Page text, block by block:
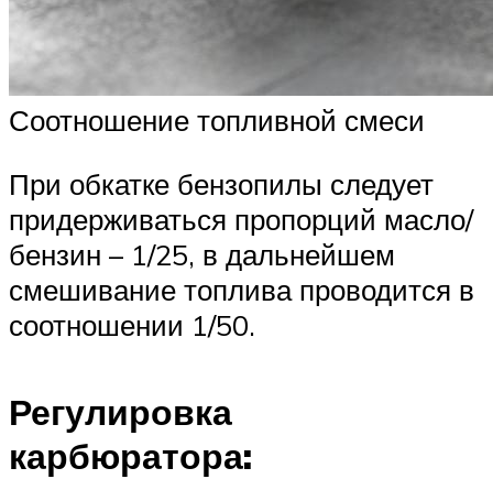
Соотношение топливной смеси
При обкатке бензопилы следует
придерживаться пропорций масло/
бензин – 1/25, в дальнейшем
смешивание топлива проводится в
соотношении 1/50.
Регулировка
карбюратора: